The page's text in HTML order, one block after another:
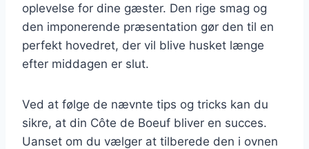
oplevelse for dine gæster. Den rige smag og
den imponerende præsentation gør den til en
perfekt hovedret, der vil blive husket længe
efter middagen er slut.
Ved at følge de nævnte tips og tricks kan du
sikre, at din Côte de Boeuf bliver en succes.
Uanset om du vælger at tilberede den i ovnen